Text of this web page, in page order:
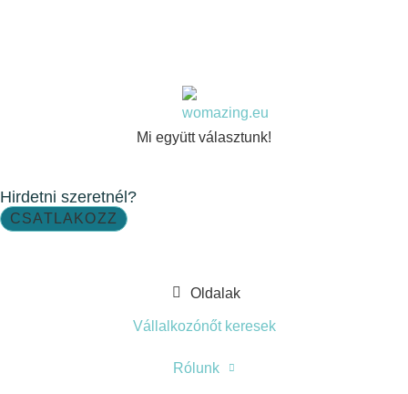
Mi együtt választunk!
Hirdetni szeretnél?
CSATLAKOZZ
Oldalak
Vállalkozónőt keresek
Rólunk